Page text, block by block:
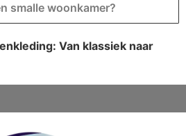
smalle woonkamer?
Van klassiek naar